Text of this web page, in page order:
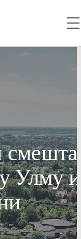
Улму и